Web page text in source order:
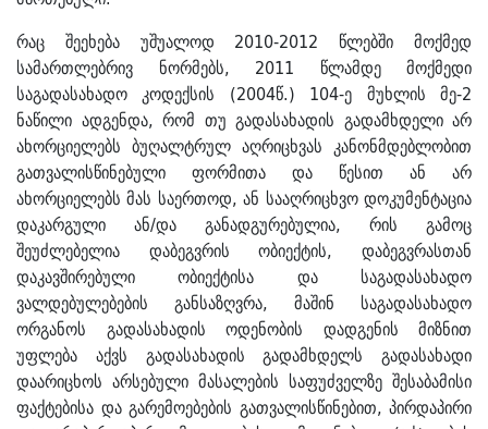
რაც შეეხება უშუალოდ 2010-2012 წლებში მოქმედ
სამართლებრივ ნორმებს, 2011 წლამდე მოქმედი
საგადასახადო კოდექსის (2004წ.) 104-ე მუხლის მე-2
ნაწილი ადგენდა, რომ თუ გადასახადის გადამხდელი არ
ახორციელებს ბუღალტრულ აღრიცხვას კანონმდებლობით
გათვალისწინებული ფორმითა და წესით ან არ
ახორციელებს მას საერთოდ, ან სააღრიცხვო დოკუმენტაცია
დაკარგული ან/და განადგურებულია, რის გამოც
შეუძლებელია დაბეგვრის ობიექტის, დაბეგვრასთან
დაკავშირებული ობიექტისა და საგადასახადო
ვალდებულებების განსაზღვრა, მაშინ საგადასახადო
ორგანოს გადასახადის ოდენობის დადგენის მიზნით
უფლება აქვს გადასახადის გადამხდელს გადასახადი
დაარიცხოს არსებული მასალების საფუძველზე შესაბამისი
ფაქტებისა და გარემოებების გათვალისწინებით, პირდაპირი